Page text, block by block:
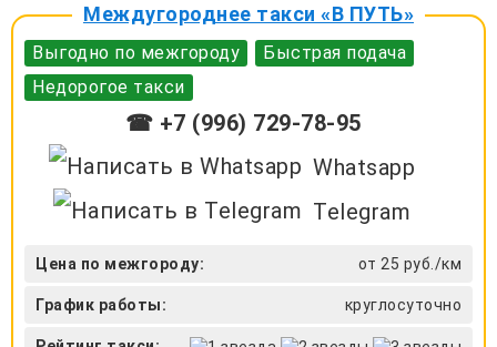
Междугороднее такси «В ПУТЬ»
Выгодно по межгороду
Быстрая подача
Недорогое такси
☎ +7 (996) 729-78-95
Whatsapp
Telegram
Цена по межгороду: от 25 руб./км
График работы: круглосуточно